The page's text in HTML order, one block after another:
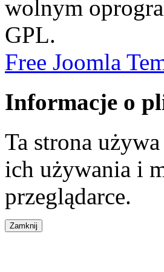
wolnym
GPL.
Free Joomla
Informacje o
Ta strona
ich używania i
przeglądarce.